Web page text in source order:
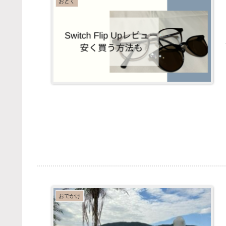
おでかけ